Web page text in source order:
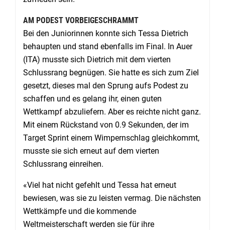
AM PODEST VORBEIGESCHRAMMT
Bei den Juniorinnen konnte sich Tessa Dietrich
behaupten und stand ebenfalls im Final. In Auer
(ITA) musste sich Dietrich mit dem vierten
Schlussrang begnügen. Sie hatte es sich zum Ziel
gesetzt, dieses mal den Sprung aufs Podest zu
schaffen und es gelang ihr, einen guten
Wettkampf abzuliefern. Aber es reichte nicht ganz.
Mit einem Rückstand von 0.9 Sekunden, der im
Target Sprint einem Wimpernschlag gleichkommt,
musste sie sich erneut auf dem vierten
Schlussrang einreihen.
«Viel hat nicht gefehlt und Tessa hat erneut
bewiesen, was sie zu leisten vermag. Die nächsten
Wettkämpfe und die kommende
Weltmeisterschaft werden sie für ihre